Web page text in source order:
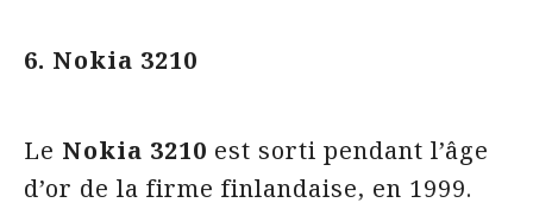
6. Nokia 3210
Le Nokia 3210 est sorti pendant l’âge
d’or de la firme finlandaise, en 1999.